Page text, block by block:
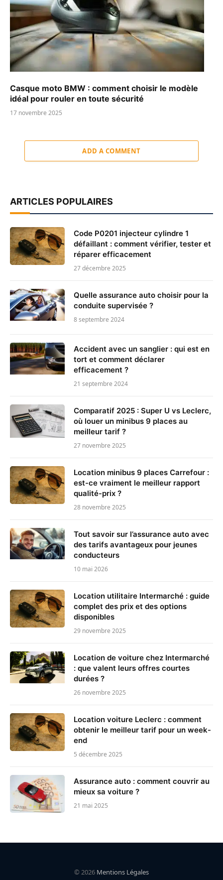
Casque moto BMW : comment choisir le modèle
idéal pour rouler en toute sécurité
17 novembre 2025
ADD A COMMENT
ARTICLES POPULAIRES
Code P0201 injecteur cylindre 1
défaillant : comment vérifier, tester et
réparer efficacement
27 décembre 2025
Quelle assurance auto choisir pour la
conduite supervisée ?
8 septembre 2024
Accident avec un sanglier : qui est en
tort et comment déclarer
efficacement ?
21 septembre 2024
Comparatif 2025 : Super U vs Leclerc,
où louer un minibus 9 places au
meilleur tarif ?
27 novembre 2025
Location minibus 9 places Carrefour :
est-ce vraiment le meilleur rapport
qualité-prix ?
28 novembre 2025
Tout savoir sur l’assurance auto avec
des tarifs avantageux pour jeunes
conducteurs
10 mai 2026
Location utilitaire Intermarché : guide
complet des prix et des options
disponibles
29 novembre 2025
Location de voiture chez Intermarché
: que valent leurs offres courtes
durées ?
26 novembre 2025
Location voiture Leclerc : comment
obtenir le meilleur tarif pour un week-
end
5 décembre 2025
Assurance auto : comment couvrir au
mieux sa voiture ?
21 mai 2025
© 2026 Mentions Légales